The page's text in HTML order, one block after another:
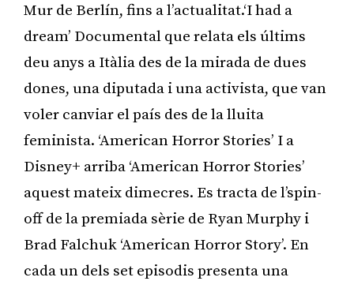
Mur de Berlín, fins a l’actualitat.‘I had a
dream’ Documental que relata els últims
deu anys a Itàlia des de la mirada de dues
dones, una diputada i una activista, que van
voler canviar el país des de la lluita
feminista. ‘American Horror Stories’ I a
Disney+ arriba ‘American Horror Stories’
aquest mateix dimecres. Es tracta de l’spin-
off de la premiada sèrie de Ryan Murphy i
Brad Falchuk ‘American Horror Story’. En
cada un dels set episodis presenta una